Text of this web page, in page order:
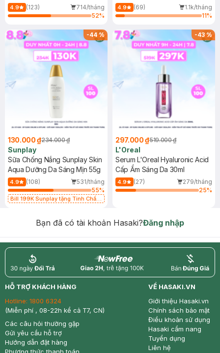
4.9 (123)
714/tháng
52%
(Mới)
4.9 (69)
1.1k/tháng
11%
-44%
130.000 ₫234.000 ₫
Sunplay
Sữa Chống Nắng Sunplay Skin
Aqua Dưỡng Da Sáng Mịn 55g
4.9 (108)
531/tháng
55%
Bill 199K Sunplay tặng Tinh Chất
-43%
297.000 ₫519.000 ₫
L'Oreal
Serum L'Oreal Hyaluronic Acid
Cấp Ẩm Sáng Da 30ml
4.9 (27)
279/tháng
25%
Bạn đã có tài khoản Hasaki?Đăng nhập
return nowfree price
HỖ TRỢ KHÁCH HÀNG
Hotline: 1800 6324
(Miễn phí , 08-22h kể cả T7, CN)
Các câu hỏi thường gặp
Gửi yêu cầu hỗ trợ
Hướng dẫn đặt hàng
VỀ HASAKI.VN
Giới thiệu Hasaki.vn
Chính sách bảo mật
Điều khoản sử dụng
Hasaki cẩm nang
Tuyển dụng
Liên hệ